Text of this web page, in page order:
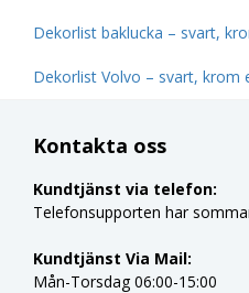
Dekorlist baklucka – svart,
Dekorlist Volvo – svart, krom
Kontakta oss
Kundtjänst via telefon:
Telefonsupporten har
Kundtjänst Via Mail:
Mån-Torsdag 06:00-15:00